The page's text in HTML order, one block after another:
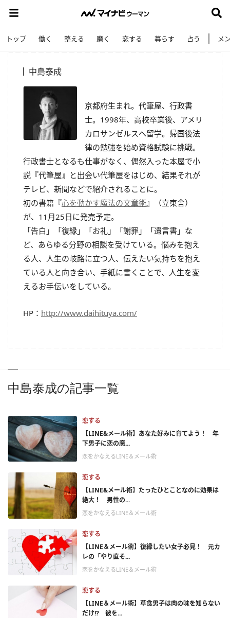
トップ 働く 整える 磨く 恋する 暮らす 占う メ
中島泰成
京都府生まれ。代筆屋、行政書
士。1998年、高校卒業後、アメリ
カロサンゼルスへ留学。帰国後法
律の勉強を始め資格試験に挑戦。
行政書士となるも仕事がなく、偶然入った本屋で小
説『代筆屋』と出会い代筆屋をはじめ、結果それが
テレビ、新聞などで紹介されることに。
初の書籍『心を動かす魔法の文章術』（立東舎）
が、11月25日に発売予定。
「告白」「復縁」「お礼」「謝罪」「遺言書」な
ど、あらゆる分野の相談を受けている。悩みを抱え
る人、人生の岐路に立つ人、伝えたい気持ちを抱え
ている人と向き合い、手紙に書くことで、人生を変
えるお手伝いをしている。
HP： http://www.daihituya.com/
中島泰成の記事一覧
恋する
【LINE&メール術】あなた好みに育てよう！ 年
下男子に恋の魔...
恋をかなえるLINE＆メール術
恋する
【LINE&メール術】たったひとことなのに効果は
絶大！ 男性の...
恋をかなえるLINE＆メール術
恋する
【LINE＆メール術】復縁したい女子必見！ 元カ
レの「やり直そ...
恋をかなえるLINE＆メール術
恋する
【LINE＆メール術】草食男子は肉の味を知らない
だけ!? 彼を...